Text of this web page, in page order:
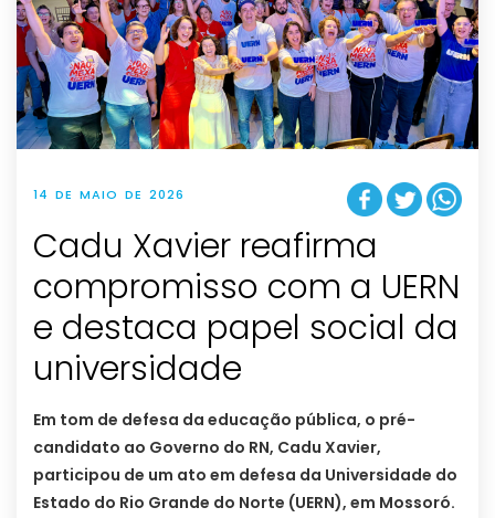
14 DE MAIO DE 2026
Cadu Xavier reafirma
compromisso com a UERN
e destaca papel social da
universidade
Em tom de defesa da educação pública, o pré-
candidato ao Governo do RN, Cadu Xavier,
participou de um ato em defesa da Universidade do
Estado do Rio Grande do Norte (UERN), em Mossoró.